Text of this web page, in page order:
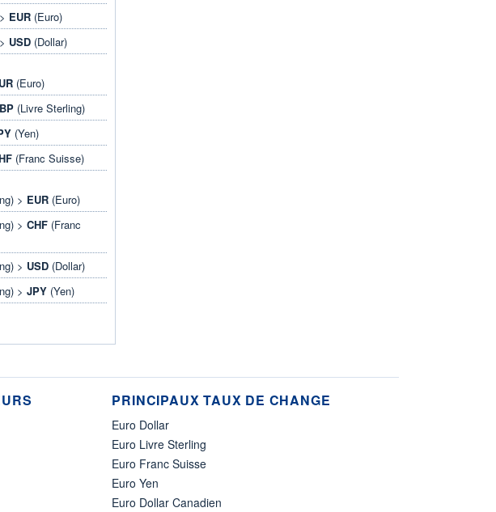
EUR (Euro)
USD (Dollar)
(Euro)
(Livre Sterling)
(Yen)
(Franc Suisse)
> EUR (Euro)
>CHF (Franc
> USD (Dollar)
>JPY (Yen)
PRINCIPAUX TAUX DE CHANGE
Euro Dollar
Euro Livre Sterling
Euro Franc Suisse
Euro Yen
Euro Dollar Canadien